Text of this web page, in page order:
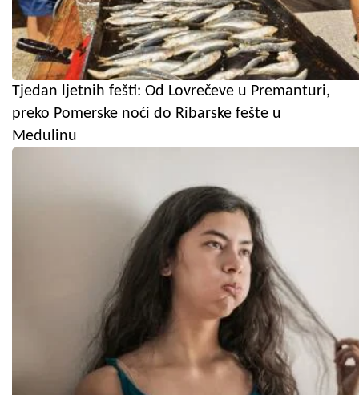
Tjedan ljetnih fešti: Od Lovrečeve u Premanturi,
preko Pomerske noći do Ribarske fešte u
Medulinu